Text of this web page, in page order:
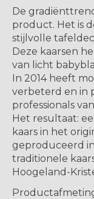
De
product. Het is
stijlvolle
Deze kaarsen
van licht
In 2014 heeft
verbeterd en in
professionals
Het resultaat:
kaars in het
geproduceerd
traditionele
Hoogeland-